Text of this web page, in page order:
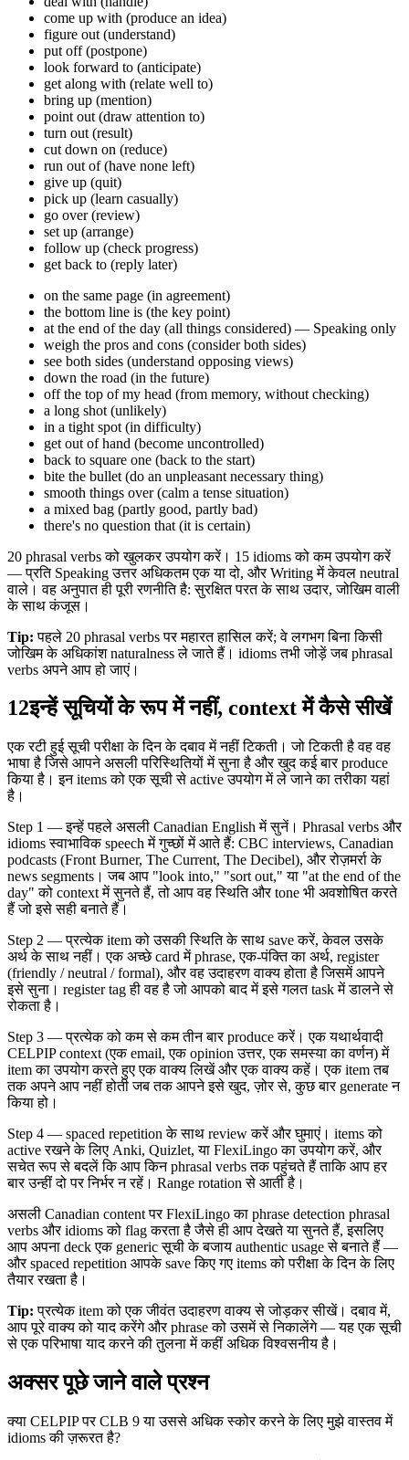
come up with (produce an idea)
figure out (understand)
put off (postpone)
look forward to (anticipate)
get along with (relate well to)
bring up (mention)
point out (draw attention to)
turn out (result)
cut down on (reduce)
run out of (have none left)
give up (quit)
pick up (learn casually)
go over (review)
set up (arrange)
follow up (check progress)
get back to (reply later)
on the same page (in agreement)
the bottom line is (the key point)
at the end of the day (all things considered) — Speaking only
weigh the pros and cons (consider both sides)
see both sides (understand opposing views)
down the road (in the future)
off the top of my head (from memory, without checking)
a long shot (unlikely)
in a tight spot (in difficulty)
get out of hand (become uncontrolled)
back to square one (back to the start)
bite the bullet (do an unpleasant necessary thing)
smooth things over (calm a tense situation)
a mixed bag (partly good, partly bad)
there's no question that (it is certain)
20 phrasal verbs को खुलकर उपयोग करें। 15 idioms को कम उपयोग करें
— प्रति Speaking उत्तर अधिकतम एक या दो, और Writing में केवल neutral
वाले। वह अनुपात ही पूरी रणनीति है: सुरक्षित परत के साथ उदार, जोखिम वाली
के साथ कंजूस।
Tip: पहले 20 phrasal verbs पर महारत हासिल करें; वे लगभग बिना किसी
जोखिम के अधिकांश naturalness ले जाते हैं। idioms तभी जोड़ें जब phrasal
verbs अपने आप हो जाएं।
12इन्हें सूचियों के रूप में नहीं, context में कैसे सीखें
एक रटी हुई सूची परीक्षा के दिन के दबाव में नहीं टिकती। जो टिकती है वह वह
भाषा है जिसे आपने असली परिस्थितियों में सुना है और खुद कई बार produce
किया है। इन items को एक सूची से active उपयोग में ले जाने का तरीका यहां
है।
Step 1 — इन्हें पहले असली Canadian English में सुनें। Phrasal verbs और
idioms स्वाभाविक speech में गुच्छों में आते हैं: CBC interviews, Canadian
podcasts (Front Burner, The Current, The Decibel), और रोज़मर्रा के
news segments। जब आप "look into," "sort out," या "at the end of the
day" को context में सुनते हैं, तो आप वह स्थिति और tone भी अवशोषित करते
हैं जो इसे सही बनाते हैं।
Step 2 — प्रत्येक item को उसकी स्थिति के साथ save करें, केवल उसके
अर्थ के साथ नहीं। एक अच्छे card में phrase, एक-पंक्ति का अर्थ, register
(friendly / neutral / formal), और वह उदाहरण वाक्य होता है जिसमें आपने
इसे सुना। register tag ही वह है जो आपको बाद में इसे गलत task में डालने से
रोकता है।
Step 3 — प्रत्येक को कम से कम तीन बार produce करें। एक यथार्थवादी
CELPIP context (एक email, एक opinion उत्तर, एक समस्या का वर्णन) में
item का उपयोग करते हुए एक वाक्य लिखें और एक वाक्य कहें। एक item तब
तक अपने आप नहीं होती जब तक आपने इसे खुद, ज़ोर से, कुछ बार generate न
किया हो।
Step 4 — spaced repetition के साथ review करें और घुमाएं। items को
active रखने के लिए Anki, Quizlet, या FlexiLingo का उपयोग करें, और
सचेत रूप से बदलें कि आप किन phrasal verbs तक पहुंचते हैं ताकि आप हर
बार उन्हीं दो पर निर्भर न रहें। Range rotation से आती है।
असली Canadian content पर FlexiLingo का phrase detection phrasal
verbs और idioms को flag करता है जैसे ही आप देखते या सुनते हैं, इसलिए
आप अपना deck एक generic सूची के बजाय authentic usage से बनाते हैं —
और spaced repetition आपके save किए गए items को परीक्षा के दिन के लिए
तैयार रखता है।
Tip: प्रत्येक item को एक जीवंत उदाहरण वाक्य से जोड़कर सीखें। दबाव में,
आप पूरे वाक्य को याद करेंगे और phrase को उसमें से निकालेंगे — यह एक सूची
से एक परिभाषा याद करने की तुलना में कहीं अधिक विश्वसनीय है।
अक्सर पूछे जाने वाले प्रश्न
क्या CELPIP पर CLB 9 या उससे अधिक स्कोर करने के लिए मुझे वास्तव में
idioms की ज़रूरत है?